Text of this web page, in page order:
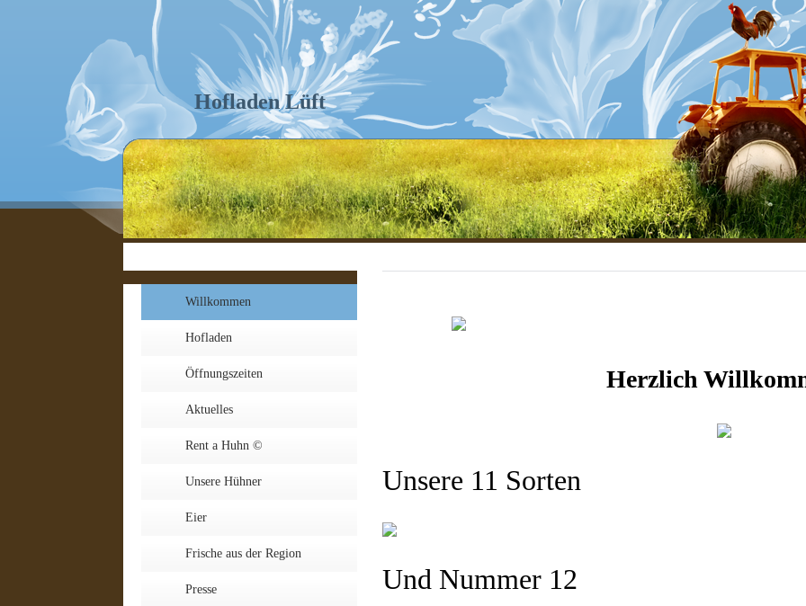
Hofladen Lüft
Willkommen
Hofladen
Öffnungszeiten
Aktuelles
Rent a Huhn ©
Unsere Hühner
Eier
Frische aus der Region
Presse
Herzlich
Unsere 11 Sorten
Und Nummer 12